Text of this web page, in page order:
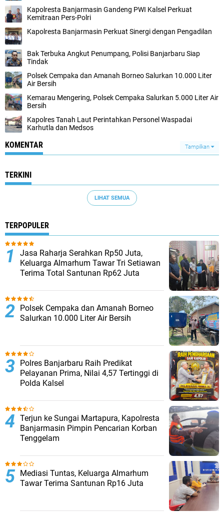
Kapolresta Banjarmasin Gandeng PWI Kalsel Perkuat
Kemitraan Pers-Polri
Kapolresta Banjarmasin Perkuat Sinergi dengan Pengadilan
Bak Terbuka Angkut Penumpang, Polisi Banjarbaru Siap
Tindak
Polsek Cempaka dan Amanah Borneo Salurkan 10.000 Liter
Air Bersih
Kemarau Mengering, Polsek Cempaka Salurkan 5.000 Liter Air
Bersih
Kapolres Tanah Laut Perintahkan Personel Waspadai
Karhutla dan Medsos
KOMENTAR Tampilkan
TERKINI
LIHAT SEMUA
TERPOPULER
Jasa Raharja Serahkan Rp50 Juta,
Keluarga Almarhum Tawar Tri Setiawan
Terima Total Santunan Rp62 Juta
Polsek Cempaka dan Amanah Borneo
Salurkan 10.000 Liter Air Bersih
Polres Banjarbaru Raih Predikat
Pelayanan Prima, Nilai 4,57 Tertinggi di
Polda Kalsel
Terjun ke Sungai Martapura, Kapolresta
Banjarmasin Pimpin Pencarian Korban
Tenggelam
Mediasi Tuntas, Keluarga Almarhum
Tawar Terima Santunan Rp16 Juta